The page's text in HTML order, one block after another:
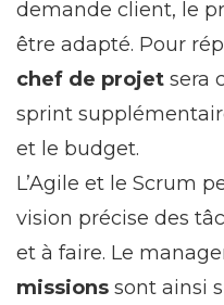
demande client, le
être adapté. Pour
chef de projet sera
sprint
et le budget.
L’Agile et le Scrum
vision précise des
et à faire. Le
missions sont ainsi